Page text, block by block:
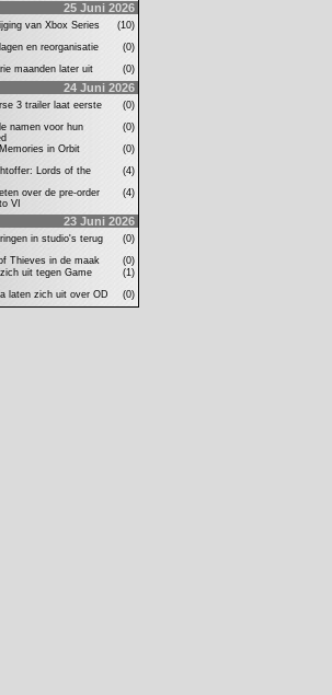
25 Juni 2026
van Xbox Series
(10)
en reorganisatie
(0)
maanden later uit
(0)
24 Juni 2026
3 trailer laat eerste
(0)
namen voor hun
(0)
in Orbit
(0)
Lords of the
(4)
over de pre-order
VI
(4)
23 Juni 2026
in studio's terug
(0)
Thieves in de maak
(0)
uit tegen Game
(1)
laten zich uit over OD
(0)